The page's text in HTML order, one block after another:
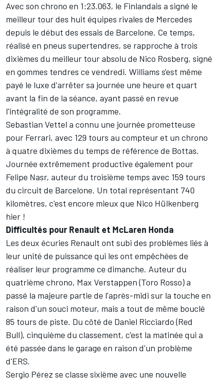
Avec son chrono en 1:23.063, le Finlandais a signé le
meilleur tour des huit équipes rivales de Mercedes
depuis le début des essais de Barcelone. Ce temps,
réalisé en pneus supertendres, se rapproche à trois
dixièmes du meilleur tour absolu de Nico Rosberg, signé
en gommes tendres ce vendredi. Williams s'est même
payé le luxe d'arrêter sa journée une heure et quart
avant la fin de la séance, ayant passé en revue
l'intégralité de son programme.
Sebastian Vettel a connu une journée prometteuse
pour Ferrari, avec 129 tours au compteur et un chrono
à quatre dixièmes du temps de référence de Bottas.
Journée extrêmement productive également pour
Felipe Nasr, auteur du troisième temps avec 159 tours
du circuit de Barcelone. Un total représentant 740
kilomètres, c'est encore mieux que Nico Hülkenberg
hier !
Difficultés pour Renault et McLaren Honda
Les deux écuries Renault ont subi des problèmes liés à
leur unité de puissance qui les ont empêchées de
réaliser leur programme ce dimanche. Auteur du
quatrième chrono, Max Verstappen (Toro Rosso) a
passé la majeure partie de l'après-midi sur la touche en
raison d'un souci moteur, mais a tout de même bouclé
85 tours de piste. Du côté de Daniel Ricciardo (Red
Bull), cinquième du classement, c'est la matinée qui a
été passée dans le garage en raison d'un problème
d'ERS.
Sergio Pérez se classe sixième avec une nouvelle